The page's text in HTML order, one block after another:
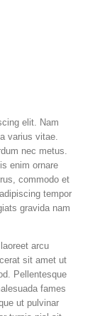
elit. Nam
varius vitae.
nec metus.
enim ornare
commodo et
tempor
gravida nam
arcu
sit amet ut
Pellentesque
fames
ut pulvinar